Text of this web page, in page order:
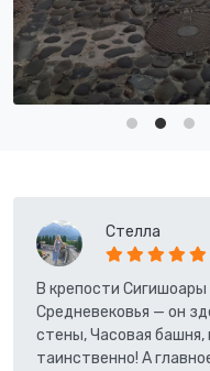
Стелла
В крепости Сигишоары
Средневековья — он
стены, Часовая башня,
таинственно! А